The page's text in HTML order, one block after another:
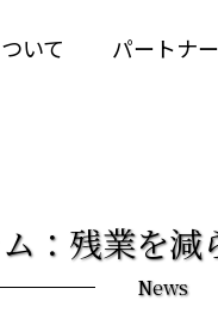
いて パートナ
：残業を減
News